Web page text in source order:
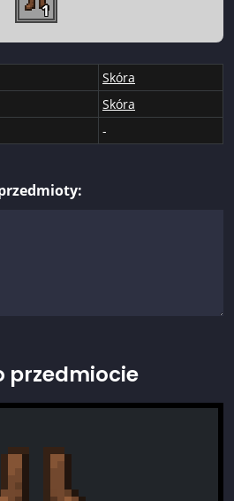
1
Skóra
Skóra
-
przedmiocie